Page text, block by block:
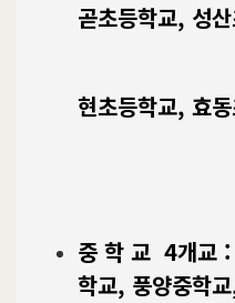
곧초등학교,
현초등학교,
중 학 교 4개교 :
학교, 풍양중학